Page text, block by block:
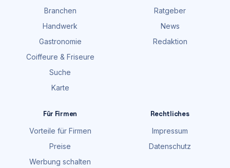
Branchen
Handwerk
Gastronomie
Coiffeure & Friseure
Suche
Karte
Ratgeber
News
Redaktion
Für Firmen
Vorteile für Firmen
Preise
Werbung schalten
Rechtliches
Impressum
Datenschutz